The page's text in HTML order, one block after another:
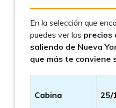
En la selección que
puedes ver los precios
saliendo de Nueva
que más te conviene
Cabina 25/